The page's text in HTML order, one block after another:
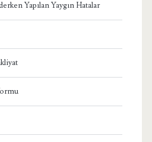
Yapılan Yaygın Hatalar